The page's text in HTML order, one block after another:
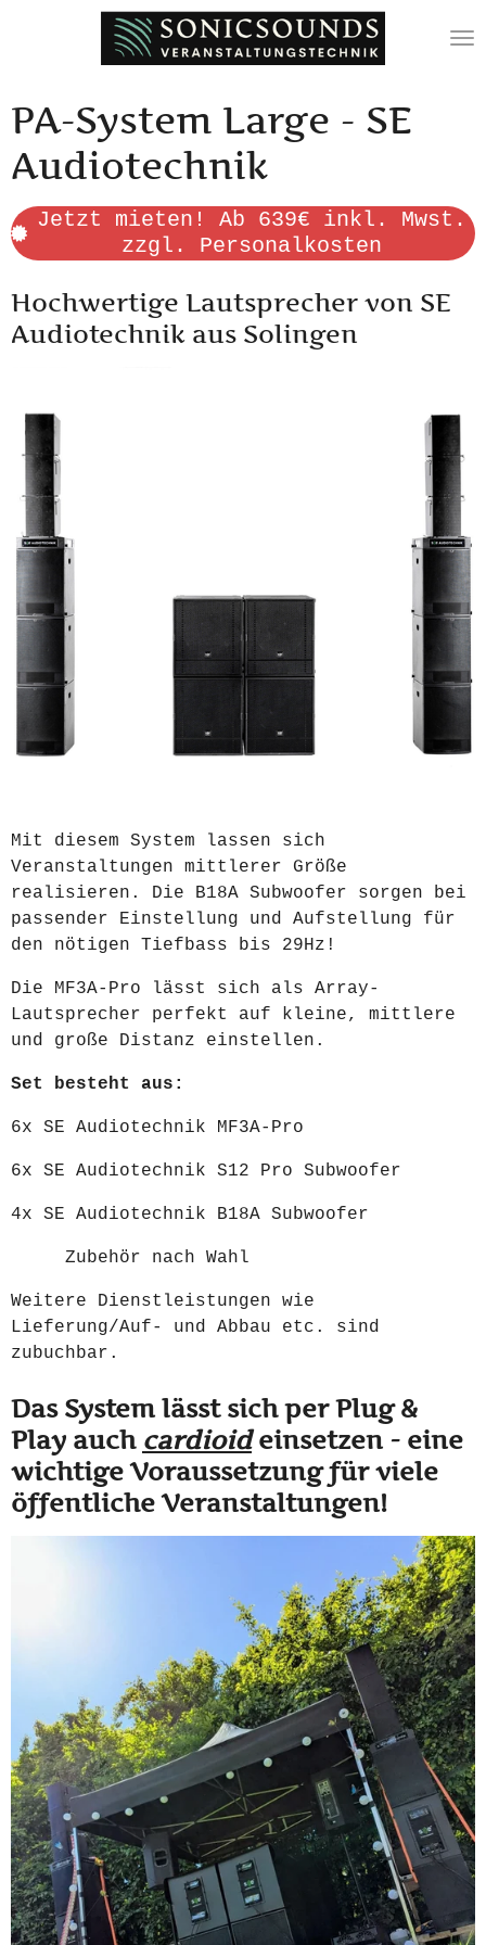
PA-System Large - SE
Audiotechnik
Jetzt mieten! Ab 639€ inkl. Mwst.
zzgl. Personalkosten
Hochwertige Lautsprecher von SE
Audiotechnik aus Solingen
Mit diesem System lassen sich
Veranstaltungen mittlerer Größe
realisieren. Die B18A Subwoofer sorgen bei
passender Einstellung und Aufstellung für
den nötigen Tiefbass bis 29Hz!
Die MF3A-Pro lässt sich als Array-
Lautsprecher perfekt auf kleine, mittlere
und große Distanz einstellen.
Set besteht aus:
6x SE Audiotechnik MF3A-Pro
6x SE Audiotechnik S12 Pro Subwoofer
4x SE Audiotechnik B18A Subwoofer
Zubehör nach Wahl
Weitere Dienstleistungen wie
Lieferung/Auf- und Abbau etc. sind
zubuchbar.
Das System lässt sich per Plug &
Play auch cardioideinsetzen - eine
wichtige Voraussetzung für viele
öffentliche Veranstaltungen!